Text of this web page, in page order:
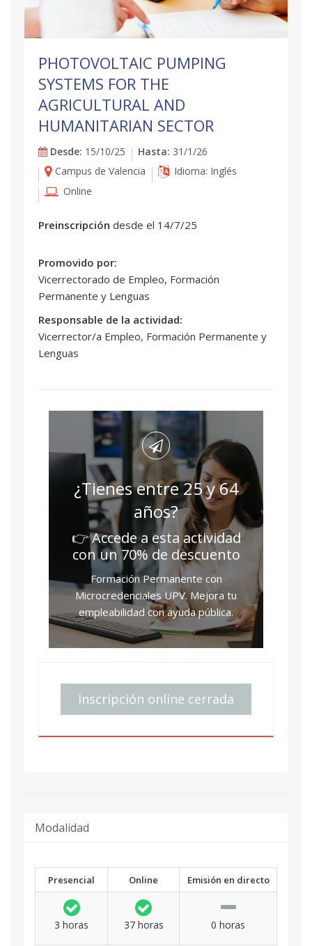
PHOTOVOLTAIC PUMPING
SYSTEMS FOR THE
AGRICULTURAL AND
HUMANITARIAN SECTOR
Desde: 15/10/25 Hasta: 31/1/26
Campus de Valencia
Idioma: Inglés
Online
Preinscripción desde el 14/7/25
Promovido por:
Vicerrectorado de Empleo, Formación
Permanente y Lenguas
Responsable de la actividad:
Vicerrector/a Empleo, Formación Permanente y
Lenguas
¿Tienes entre 25 y 64
años?
👉 Accede a esta actividad
con un 70% de descuento
Formación Permanente con
Microcredenciales UPV. Mejora tu
empleabilidad con ayuda pública.
Inscripción online cerrada
Modalidad
Presencial Online Emisión en directo
3 horas 37 horas 0 horas